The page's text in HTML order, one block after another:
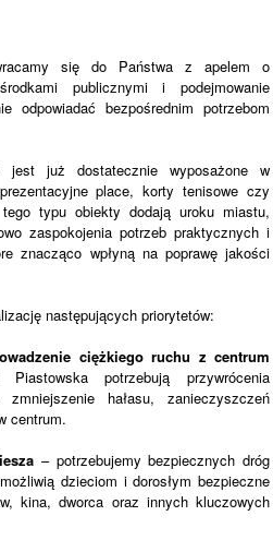
się do Państwa z apelem o
publicznymi i podejmowanie
odpowiadać bezpośrednim potrzebom
jest już dostatecznie wyposażone w
place, korty tenisowe czy
typu obiekty dodają uroku miastu,
zaspokojenia potrzeb praktycznych i
znacząco wpłyną na poprawę jakości
następujących priorytetów:
ciężkiego ruchu z centrum
potrzebują przywrócenia
hałasu, zanieczyszczeń
centrum.
– potrzebujemy bezpiecznych dróg
dzieciom i dorosłym bezpieczne
kina, dworca oraz innych kluczowych